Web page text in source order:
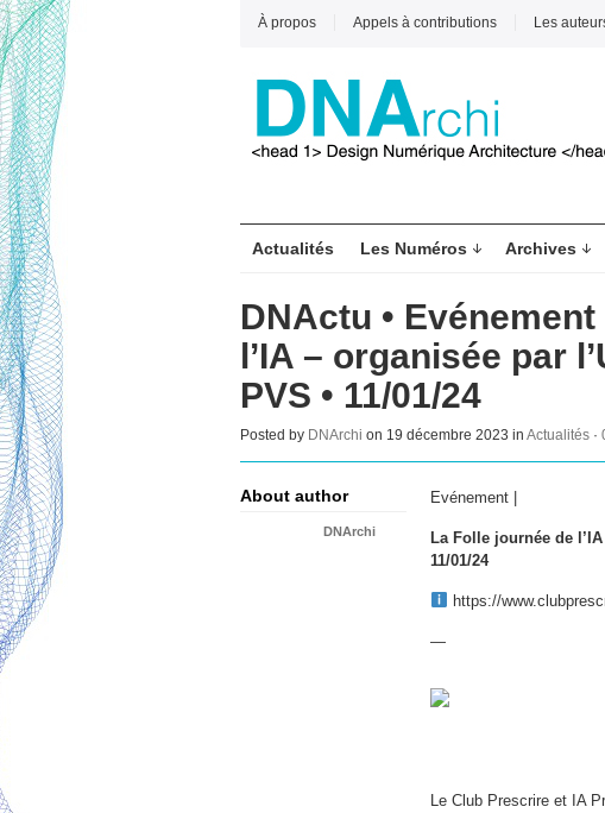
À propos Appels à contributions Les
Actualités Les Numéros Archives
DNActu •
l’IA – organisée par
PVS • 11/01/24
Posted by DNArchi on 19 décembre 2023 in Actualités ·
Evénement |
La Folle journée de
11/01/24
https://
—
Le Club Prescrire et IA
About author
DNArchi